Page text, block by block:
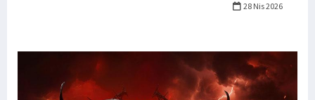
28 Nis 2026